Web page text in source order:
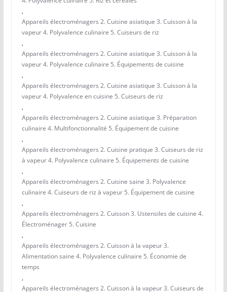
,
Appareils électroménagers 2. Cuisine asiatique 3. Cuisson à la
vapeur 4. Polyvalence culinaire 5. Cuiseurs de riz
,
Appareils électroménagers 2. Cuisine asiatique 3. Cuisson à la
vapeur 4. Polyvalence culinaire 5. Équipements de cuisine
,
Appareils électroménagers 2. Cuisine asiatique 3. Cuisson à la
vapeur 4. Polyvalence en cuisine 5. Cuiseurs de riz
,
Appareils électroménagers 2. Cuisine asiatique 3. Préparation
culinaire 4. Multifonctionnalité 5. Équipement de cuisine
,
Appareils électroménagers 2. Cuisine pratique 3. Cuiseurs de riz
à vapeur 4. Polyvalence culinaire 5. Équipements de cuisine
,
Appareils électroménagers 2. Cuisine saine 3. Polyvalence
culinaire 4. Cuiseurs de riz à vapeur 5. Équipement de cuisine
,
Appareils électroménagers 2. Cuisson 3. Ustensiles de cuisine 4.
Électroménager 5. Cuisine
,
Appareils électroménagers 2. Cuisson à la vapeur 3.
Alimentation saine 4. Polyvalence culinaire 5. Économie de
temps
,
Appareils électroménagers 2. Cuisson à la vapeur 3. Cuiseurs de